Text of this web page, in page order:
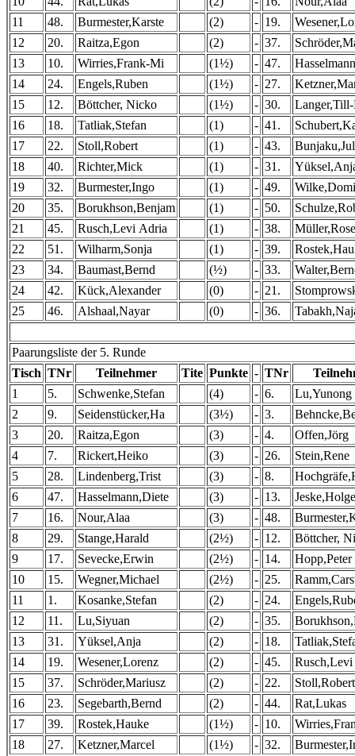
11
48. Burmester,Karste (2) - 19.
12
20. Raitza,Egon (2) - 37.
13
10. Wirries,Frank-Mi (1½) - 47.
14
24. Engels,Ruben (1½) - 27.
15
12. Böttcher, Nicko (1½) - 30.
Langer,Till-
16
18. Tatliak,Stefan (1) - 41.
17
22. Stoll,Robert (1) - 43.
18
40. Richter,Mick (1) - 31.
19
32. Burmester,Ingo (1) - 49.
20
35. Borukhson,Benjam (1) - 50.
21
45. Rusch,Levi Adria (1) - 38.
22
51. Wilharm,Sonja (1) - 39.
23
34. Baumast,Bernd (½) - 33.
24
42. Kück,Alexander (0) - 21.
25
46. Alshaal,Nayar (0) - 36.
Paarungsliste der 5. Runde
Tisch TNr Teilnehmer Tite Punkte - TNr
1
5. Schwenke,Stefan (4) - 6.
Lu,Yunong
2
9. Seidenstücker,Ha (3½) - 3.
3
20. Raitza,Egon (3) - 4.
Offen,Jörg
4
7. Rickert,Heiko (3) - 26.
Stein,Rene
5
28. Lindenberg,Trist (3) - 8.
6
47. Hasselmann,Diete (3) - 13.
7
16. Nour,Alaa (3) - 48.
8
29. Stange,Harald (2½) - 12.
Böttcher,
9
17. Sevecke,Erwin (2½) - 14.
Hopp,Peter
10
15. Wegner,Michael (2½) - 25.
11
1. Kosanke,Stefan (2) - 24.
12
11. Lu,Siyuan (2) - 35.
13
31. Yüksel,Anja (2) - 18.
14
19. Wesener,Lorenz (2) - 45.
15
37. Schröder,Mariusz (2) - 22.
Stoll,Robert
16
23. Segebarth,Bernd (2) - 44.
Rat,Lukas
17
39. Rostek,Hauke (1½) - 10.
18
27. Ketzner,Marcel (1½) - 32.